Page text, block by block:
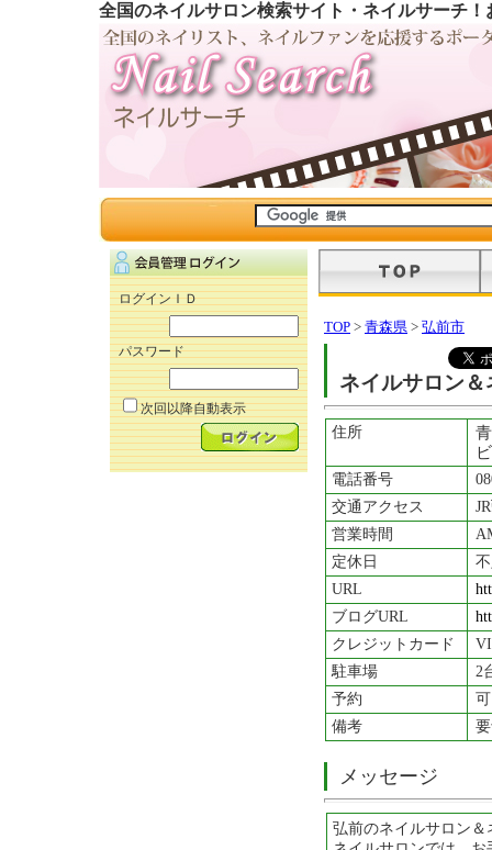
全国のネイルサロン検索サイト・ネイルサーチ
ログインＩＤ
パスワード
次回以降自動表示
TOP > 青森県 > 弘前市
ネイルサロン
住所
電話番号
交通アクセス
営業時間
定休日
URL
ブログURL
クレジットカード
駐車場
2
予約
可
備考
メッセージ
弘前のネイルサロン